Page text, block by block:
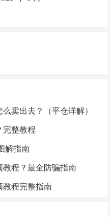
卖出去？（平仓详解）
完整教程
解指南
程？最全防骗指南
教程完整指南